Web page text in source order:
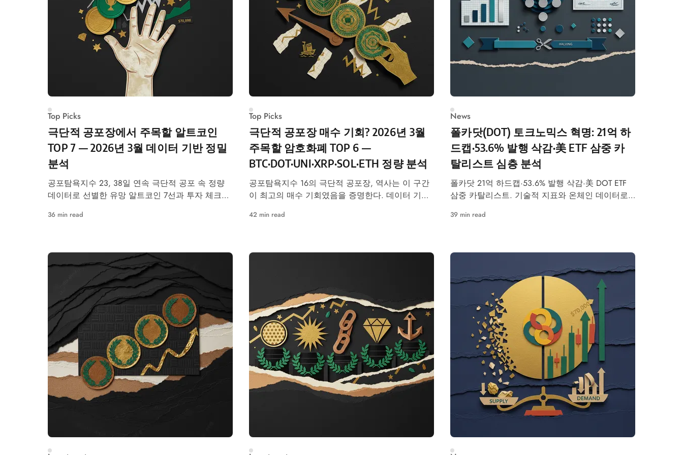
Top Picks
극단적 공포장에서 주목할 알트코인
TOP 7 — 2026년 3월 데이터 기반 정밀
분석
공포탐욕지수 23, 38일 연속 극단적 공포 속 정량
데이터로 선별한 유망 알트코인 7선과 투자 체크리
36 min read
Top Picks
극단적 공포장 매수 기회? 2026년 3월
주목할 암호화폐 TOP 6 —
BTC·DOT·UNI·XRP·SOL·ETH 정량 분석
공포탐욕지수 16의 극단적 공포장, 역사는 이 구간
이 최고의 매수 기회였음을 증명한다. 데이터 기반
42 min read
News
폴카닷(DOT) 토크노믹스 혁명: 21억 하
드캡·53.6% 발행 삭감·美 ETF 삼중 카
탈리스트 심층 분석
폴카닷 21억 하드캡·53.6% 발행 삭감·美 DOT ETF
삼중 카탈리스트. 기술적 지표와 온체인 데이터로
39 min read